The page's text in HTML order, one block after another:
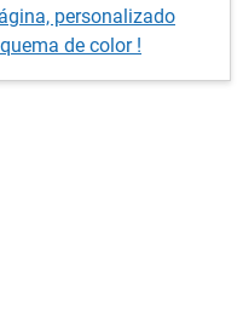
personalizado
de color !